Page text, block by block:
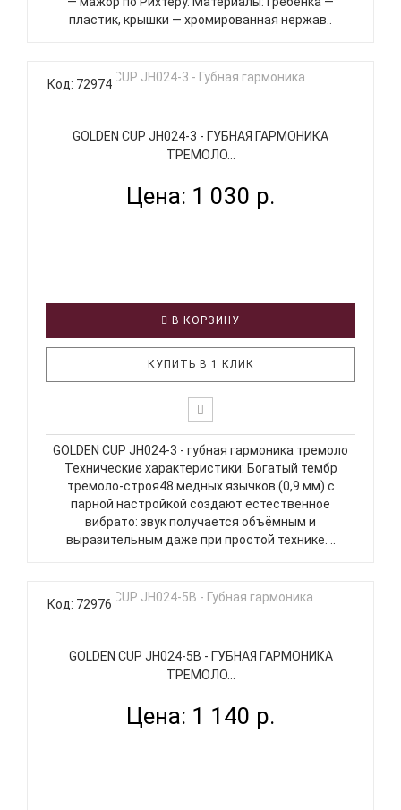
пластик, крышки — хромированная нержав..
Код: 72974
GOLDEN CUP JH024-3 - ГУБНАЯ ГАРМОНИКА
ТРЕМОЛО...
Цена: 1 030 р.
В КОРЗИНУ
КУПИТЬ В 1 КЛИК
GOLDEN CUP JH024-3 - губная гармоника тремоло
Технические характеристики: Богатый тембр
тремоло-строя48 медных язычков (0,9 мм) с
парной настройкой создают естественное
вибрато: звук получается объёмным и
выразительным даже при простой технике. ..
Код: 72976
GOLDEN CUP JH024-5B - ГУБНАЯ ГАРМОНИКА
ТРЕМОЛО...
Цена: 1 140 р.